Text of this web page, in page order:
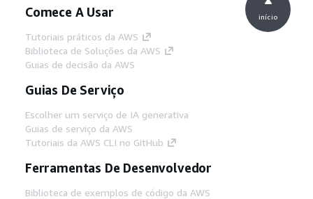
Comece A Usar
Tutoriais práticos da AWS
Biblioteca de Soluções da AWS
Guias de decisão da AWS
Guias De Serviço
Escolher um serviço de IA generativa
Guias de serviço da AWS
Tutoriais da AWS CLI no GitHub
Ferramentas De Desenvolvedor
Biblioteca de exemplos de código da AWS
início